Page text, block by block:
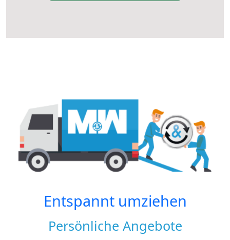
Entspannt umziehen
Persönliche Angebote